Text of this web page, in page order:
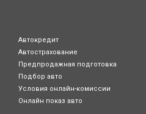
Автокредит
Автострахование
Предпродажная подготовка
Подбор авто
Условия онлайн-комиcсии
Онлайн показ авто